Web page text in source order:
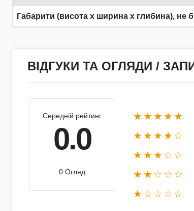
Габарити (висота х ширина х глибина), не
ВІДГУКИ ТА ОГЛЯДИ /
Середній рейтинг
0.0
0 Огляд
★★★★★
★★★★☆
★★★☆☆
★★☆☆☆
★☆☆☆☆